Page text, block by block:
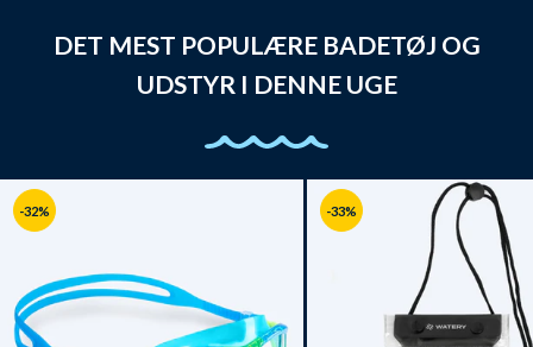
DET MEST POPULÆRE BADETØJ OG
UDSTYR I DENNE UGE
-32% -33%